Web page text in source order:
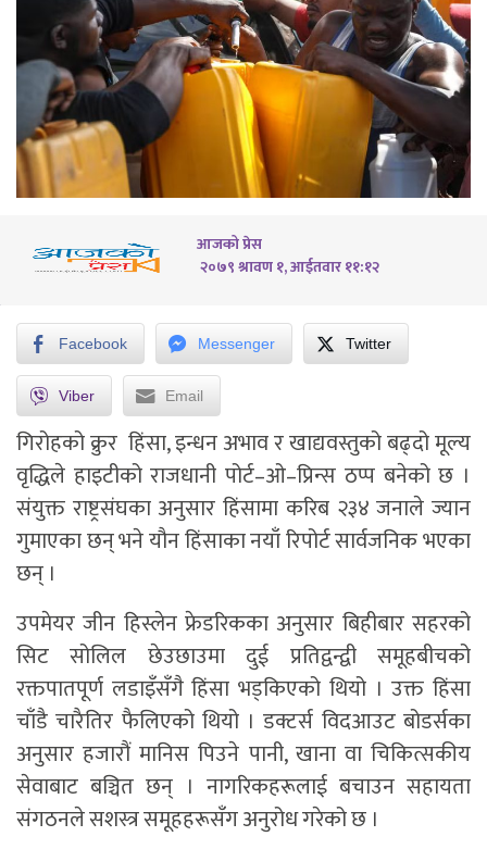
आजको प्रेस
२०७९ श्रावण १, आईतवार ११:१२
Facebook Messenger Twitter
Viber Email
गिरोहको क्रुर हिंसा, इन्धन अभाव र खाद्यवस्तुको बढ्दो मूल्य
वृद्धिले हाइटीको राजधानी पोर्ट–ओ–प्रिन्स ठप्प बनेको छ ।
संयुक्त राष्ट्रसंघका अनुसार हिंसामा करिब २३४ जनाले ज्यान
गुमाएका छन् भने यौन हिंसाका नयाँ रिपोर्ट सार्वजनिक भएका
छन् ।
उपमेयर जीन हिस्लेन फ्रेडरिकका अनुसार बिहीबार सहरको
सिट सोलिल छेउछाउमा दुई प्रतिद्वन्द्वी समूहबीचको
रक्तपातपूर्ण लडाइँसँगै हिंसा भड्किएको थियो । उक्त हिंसा
चाँडै चारैतिर फैलिएको थियो । डक्टर्स विदआउट बोडर्सका
अनुसार हजारौं मानिस पिउने पानी, खाना वा चिकित्सकीय
सेवाबाट बञ्चित छन् । नागरिकहरूलाई बचाउन सहायता
संगठनले सशस्त्र समूहहरूसँग अनुरोध गरेको छ ।